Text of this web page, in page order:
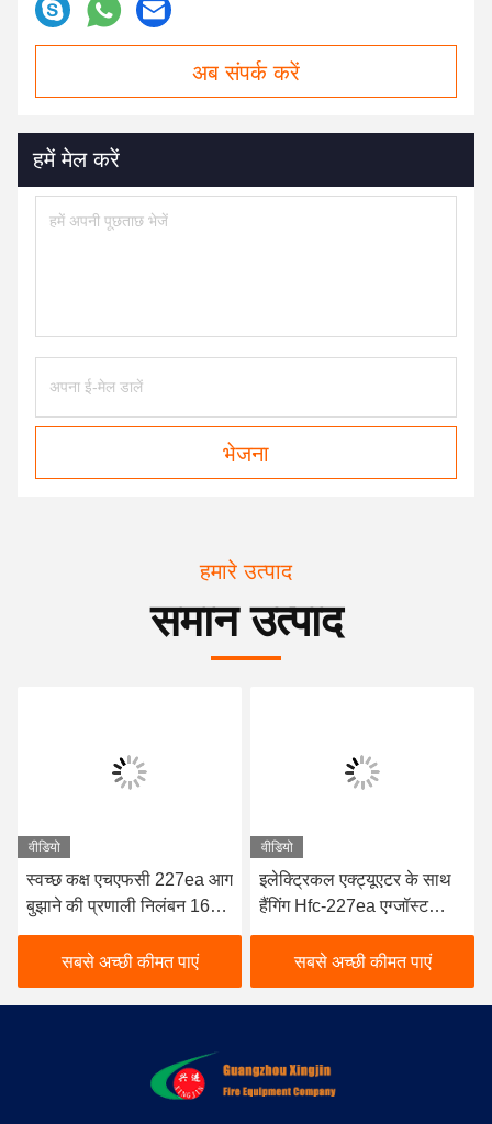
अब संपर्क करें
हमें मेल करें
भेजना
हमारे उत्पाद
समान उत्पाद
वीडियो
स्वच्छ कक्ष एचएफसी 227ea आग
बुझाने की प्रणाली निलंबन 16L
मॉडल
सबसे अच्छी कीमत पाएं
वीडियो
इलेक्ट्रिकल एक्ट्यूएटर के साथ
हैंगिंग Hfc-227ea एग्जॉस्ट
सिस्टम
सबसे अच्छी कीमत पाएं